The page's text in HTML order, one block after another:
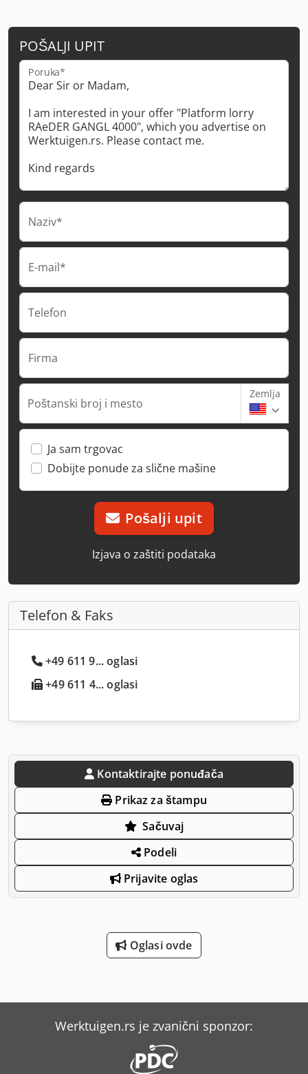
POŠALJI UPIT
Poruka*
Naziv*
E-mail*
Telefon
Firma
Poštanski broj i mesto
Zemlja
Ja sam trgovac
Dobijte ponude za slične mašine
Pošalji upit
Izjava o zaštiti podataka
Telefon & Faks
+49 611 9... oglasi
+49 611 4... oglasi
Kontaktirajte ponuđača
Prikaz za štampu
Sačuvaj
Podeli
Prijavite oglas
Oglasi ovde
Werktuigen.rs je zvanični sponzor: